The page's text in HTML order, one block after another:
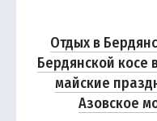
Отдых в
Бердянской косе
майские
Азовское